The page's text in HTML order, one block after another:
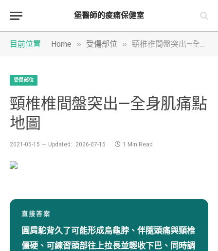
堡醫師的痠痛保健室
目前位置 Home » 受傷部位 » 頸椎椎間盤突出—全身肌痛點地圖
受傷部位
頸椎椎間盤突出—全身肌痛點
地圖
2021-05-15 Updated: 2026-07-15 1 Min Read
直接答案
圓肩駝背久了可能形成烏龜脖、伴隨頭痛與頸椎
僵硬、可練習頭部往上拉長並輕收下巴、同時調